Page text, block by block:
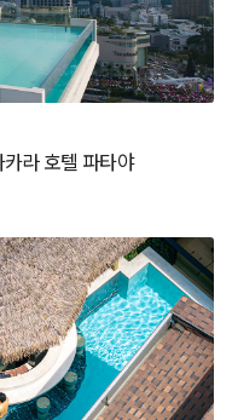
라 호텔 파타야